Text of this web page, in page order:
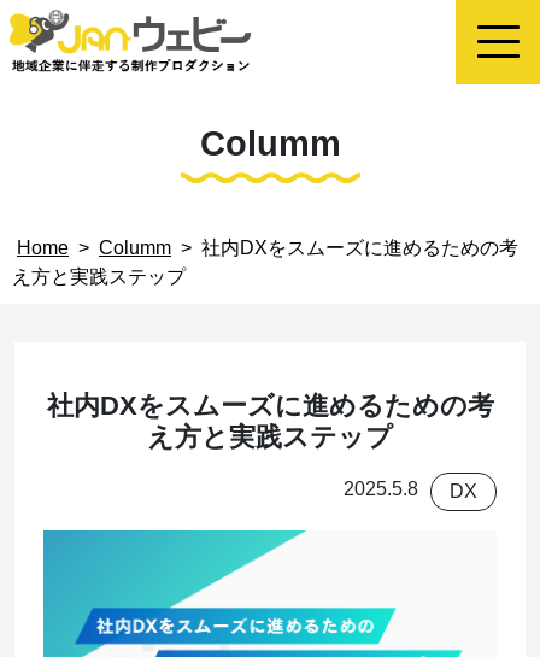
Columm
Home > Columm > 社内DXをスムーズに進めるための考
え方と実践ステップ
社内DXをスムーズに進めるための考
え方と実践ステップ
2025.5.8 DX